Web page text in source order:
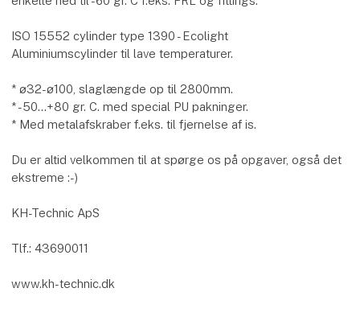
ISO 15552 cylinder type 1390 - Ecolight
Aluminiumscylinder til lave temperaturer.
* ø32-ø100, slaglængde op til 2800mm.
* -50...+80 gr. C. med special PU pakninger.
* Med metalafskraber f.eks. til fjernelse af is.
Du er altid velkommen til at spørge os på opgaver, også det
ekstreme :-)
KH-Technic ApS
Tlf.: 43690011
www.kh-technic.dk